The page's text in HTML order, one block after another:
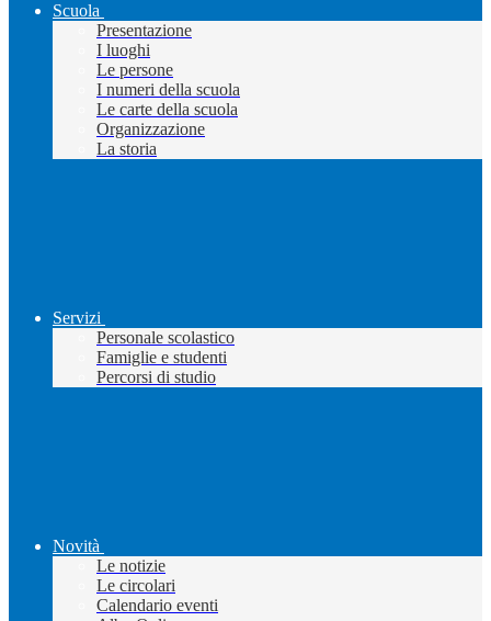
Scuola
Presentazione
I luoghi
Le persone
I numeri della scuola
Le carte della scuola
Organizzazione
La storia
Servizi
Personale scolastico
Famiglie e studenti
Percorsi di studio
Novità
Le notizie
Le circolari
Calendario eventi